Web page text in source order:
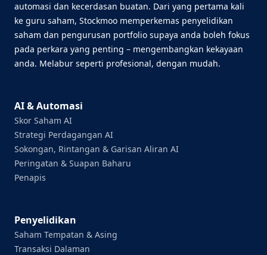
automasi dan kecerdasan buatan. Dari yang pertama kali
ke guru saham, Stockmoo memperkemas penyelidikan
saham dan pengurusan portfolio supaya anda boleh fokus
pada perkara yang penting – mengembangkan kekayaan
anda. Melabur seperti profesional, dengan mudah.
AI & Automasi
Skor Saham AI
Strategi Perdagangan AI
Sokongan, Rintangan & Garisan Aliran AI
Peringatan & Suapan Baharu
Penapis
Penyelidikan
Saham Tempatan & Asing
Transaksi Dalaman